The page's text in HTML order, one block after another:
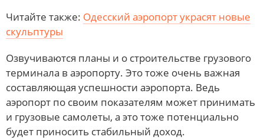
Читайте также: Одесский аэропорт украсят новые
скульптуры
Озвучиваются планы и о строительстве грузового
терминала в аэропорту. Это тоже очень важная
составляющая успешности аэропорта. Ведь
аэропорт по своим показателям может принимать
и грузовые самолеты, а это тоже потенциально
будет приносить стабильный доход.